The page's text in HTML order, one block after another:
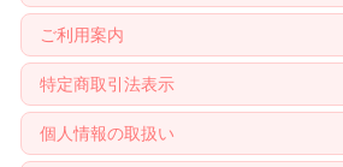
ご利用案内
特定商取引法表示
個人情報の取扱い